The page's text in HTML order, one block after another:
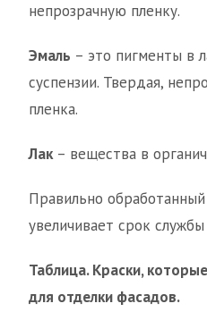
непрозрачную пленку.
Эмаль – это пигменты в
суспензии. Твердая,
пленка.
Лак– вещества в
Правильно
увеличивает срок
Таблица. Краски,
для отделки фасадов.